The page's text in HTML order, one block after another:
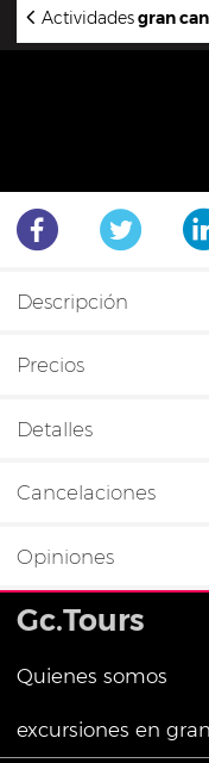
Combo4 100 off
Actividadesgran
Descripción
Precios
Detalles
Cancelaciones
Opiniones
Gc.Tours
Quienes somos
excursiones en